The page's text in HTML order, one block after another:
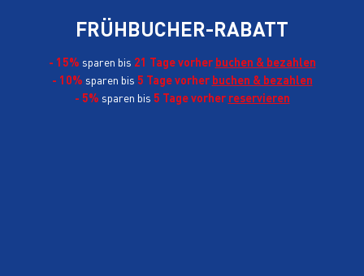
FRÜHBUCHER-RABATT
- 15% sparen bis 21 Tage vorher buchen & bezahlen
- 10% sparen bis 5 Tage vorher buchen & bezahlen
- 5% sparen bis 5 Tage vorher reservieren